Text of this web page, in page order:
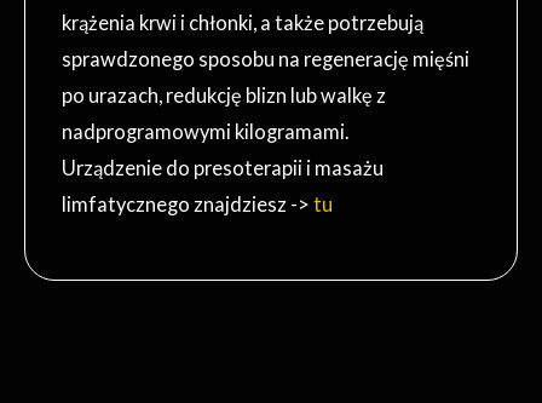
krążenia krwi i chłonki, a także potrzebują
sprawdzonego sposobu na regenerację mięśni
po urazach, redukcję blizn lub walkę z
nadprogramowymi kilogramami.
Urządzenie do presoterapii i masażu
limfatycznego znajdziesz -> tu